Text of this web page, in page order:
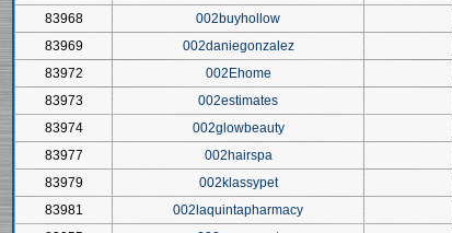
83968
002buyhollow
83969
002daniegonzalez
83972
002Ehome
83973
002estimates
83974
002glowbeauty
83977
002hairspa
83979
002klassypet
83981
002laquintapharmacy